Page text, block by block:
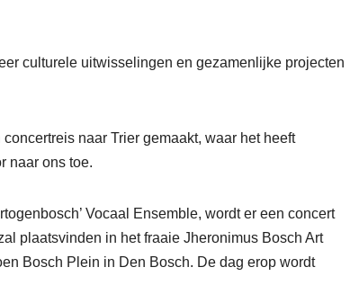
culturele uitwisselingen en gezamenlijke projecten
naar Trier gemaakt, waar het heeft
naar ons toe.
Vocaal Ensemble, wordt er een concert
plaatsvinden in het fraaie Jheronimus Bosch Art
Bosch Plein in Den Bosch. De dag erop wordt